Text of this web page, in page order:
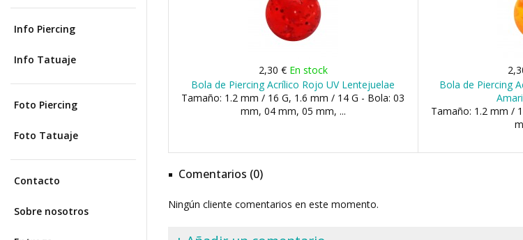
Info Piercing
Info Tatuaje
Foto Piercing
Foto Tatuaje
Contacto
Sobre nosotros
2,30 € En stock
Bola de Piercing Acrílico Rojo UV Lentejuelae
Tamaño: 1.2 mm / 16 G, 1.6 mm / 14 G - Bola: 03
mm, 04 mm, 05 mm, ...
Bola de Piercing
Tamaño: 1.2 mm /
Comentarios (0)
Ningún cliente comentarios en este momento.